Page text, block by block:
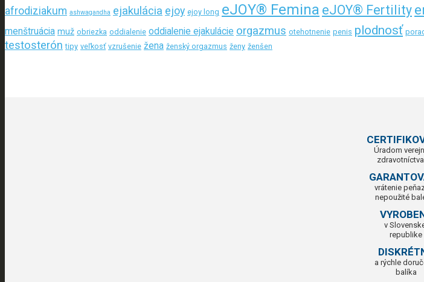
afrodiziakum ashwagandha ejakulácia ejoy ejoy long eJOY® Femina eJOY® Fertility
menštruácia muž obriezka oddialenie oddialenie ejakulácie orgazmus otehotnenie penis plodnosť
testosterón tipy veľkosť vzrušenie žena ženský orgazmus ženy ženšen
Úradom
zdravotníctva
vrátenie
nepoužité
v
republike
a rýchle
balíka